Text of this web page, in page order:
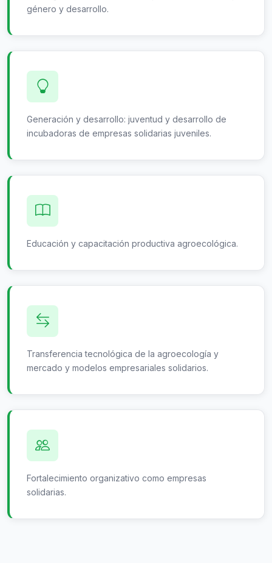
género y desarrollo.
Generación y desarrollo: juventud y desarrollo de
incubadoras de empresas solidarias juveniles.
Educación y capacitación productiva agroecológica.
Transferencia tecnológica de la agroecología y
mercado y modelos empresariales solidarios.
Fortalecimiento organizativo como empresas
solidarias.